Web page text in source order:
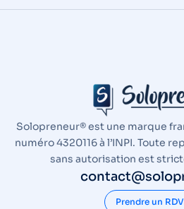
Solopreneur® est une marque
numéro 4320116 à l’INPI. Toute
sans autorisation est
Prendre un RDV